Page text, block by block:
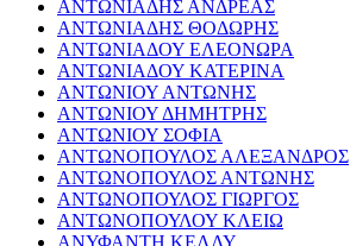
ΑΝΤΩΝΙΑΔΗΣ ΑΝΔΡΕΑΣ
ΑΝΤΩΝΙΑΔΗΣ ΘΟΔΩΡΗΣ
ΑΝΤΩΝΙΑΔΟΥ ΕΛΕΟΝΩΡΑ
ΑΝΤΩΝΙΑΔΟΥ ΚΑΤΕΡΙΝΑ
ΑΝΤΩΝΙΟΥ ΑΝΤΩΝΗΣ
ΑΝΤΩΝΙΟΥ ΔΗΜΗΤΡΗΣ
ΑΝΤΩΝΙΟΥ ΣΟΦΙΑ
ΑΝΤΩΝΟΠΟΥΛΟΣ ΑΛΕΞΑΝΔΡΟΣ
ΑΝΤΩΝΟΠΟΥΛΟΣ ΑΝΤΩΝΗΣ
ΑΝΤΩΝΟΠΟΥΛΟΣ ΓΙΩΡΓΟΣ
ΑΝΤΩΝΟΠΟΥΛΟΥ ΚΛΕΙΩ